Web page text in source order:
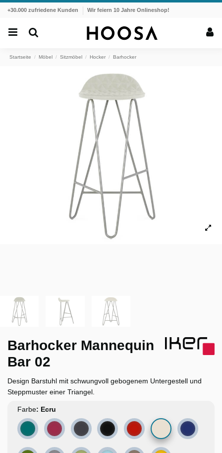
+30.000 zufriedene Kunden Wir feiern 10 Jahre Onlineshop!
Startseite Möbel Sitzmöbel Hocker Barhocker
Barhocker Mannequin
Bar 02
Design Barstuhl mit schwungvoll gebogenem Untergestell und
Steppmuster einer Triangel.
Farbe
Türkis Amaranth DunkelgrauSchwarz Rot
Ecru
Dunkelblau